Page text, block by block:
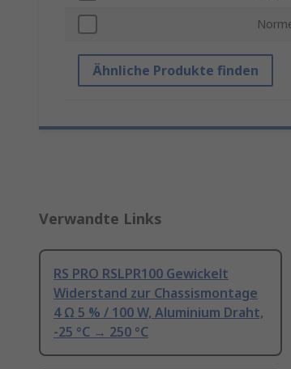
Ähnliche Produkte finden
Verwandte Links
RS PRO RSLPR100 Gewickelt
Widerstand zur Chassismontage
4 Ω 5 % / 100 W, Aluminium Draht,
-25 °C → 250 °C